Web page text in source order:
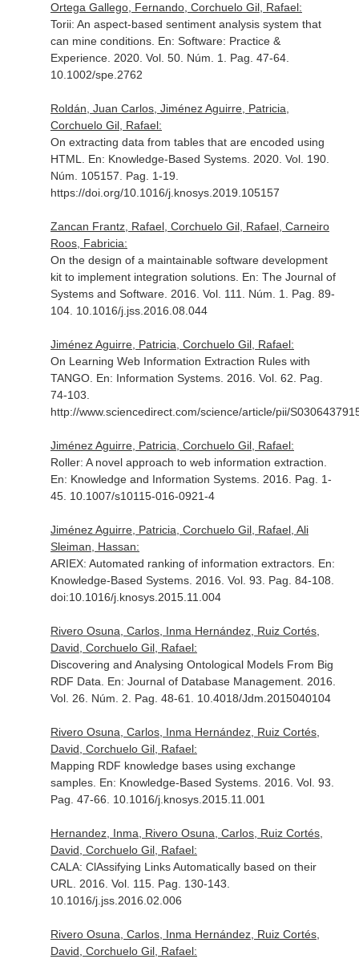
Ortega Gallego, Fernando, Corchuelo Gil, Rafael:
Torii: An aspect-based sentiment analysis system that
can mine conditions. En: Software: Practice &
Experience. 2020. Vol. 50. Núm. 1. Pag. 47-64.
10.1002/spe.2762
Roldán, Juan Carlos, Jiménez Aguirre, Patricia,
Corchuelo Gil, Rafael:
On extracting data from tables that are encoded using
HTML. En: Knowledge-Based Systems. 2020. Vol. 190.
Núm. 105157. Pag. 1-19.
https://doi.org/10.1016/j.knosys.2019.105157
Zancan Frantz, Rafael, Corchuelo Gil, Rafael, Carneiro
Roos, Fabricia:
On the design of a maintainable software development
kit to implement integration solutions. En: The Journal of
Systems and Software. 2016. Vol. 111. Núm. 1. Pag. 89-
104. 10.1016/j.jss.2016.08.044
Jiménez Aguirre, Patricia, Corchuelo Gil, Rafael:
On Learning Web Information Extraction Rules with
TANGO. En: Information Systems. 2016. Vol. 62. Pag.
74-103.
http://www.sciencedirect.com/science/article/pii/
Jiménez Aguirre, Patricia, Corchuelo Gil, Rafael:
Roller: A novel approach to web information extraction.
En: Knowledge and Information Systems. 2016. Pag. 1-
45. 10.1007/s10115-016-0921-4
Jiménez Aguirre, Patricia, Corchuelo Gil, Rafael, Ali
Sleiman, Hassan:
ARIEX: Automated ranking of information extractors. En:
Knowledge-Based Systems. 2016. Vol. 93. Pag. 84-108.
doi:10.1016/j.knosys.2015.11.004
Rivero Osuna, Carlos, Inma Hernández, Ruiz Cortés,
David, Corchuelo Gil, Rafael:
Discovering and Analysing Ontological Models From Big
RDF Data. En: Journal of Database Management. 2016.
Vol. 26. Núm. 2. Pag. 48-61. 10.4018/Jdm.2015040104
Rivero Osuna, Carlos, Inma Hernández, Ruiz Cortés,
David, Corchuelo Gil, Rafael:
Mapping RDF knowledge bases using exchange
samples. En: Knowledge-Based Systems. 2016. Vol. 93.
Pag. 47-66. 10.1016/j.knosys.2015.11.001
Hernandez, Inma, Rivero Osuna, Carlos, Ruiz Cortés,
David, Corchuelo Gil, Rafael:
CALA: ClAssifying Links Automatically based on their
URL. 2016. Vol. 115. Pag. 130-143.
10.1016/j.jss.2016.02.006
Rivero Osuna, Carlos, Inma Hernández, Ruiz Cortés,
David, Corchuelo Gil, Rafael: